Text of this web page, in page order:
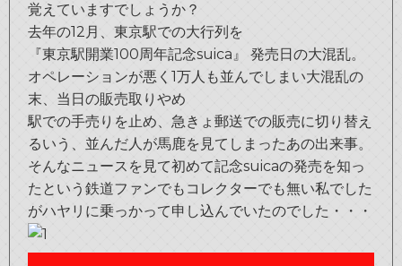
覚えていますでしょうか？
去年の12月、東京駅での大行列を
『東京駅開業100周年記念suica』 発売日の大混乱。
オペレーションが悪く1万人も並んでしまい大混乱の
末、当日の販売取りやめ
駅での手売りを止め、急きょ郵送での販売に切り替え
るいう、並んだ人が馬鹿を見てしまったあの出来事。
そんなニュースを見て初めて記念suicaの発売を知っ
たという鉄道ファンでもコレクターでも無い私でした
がハヤリに乗っかって申し込んでいたのでした・・・